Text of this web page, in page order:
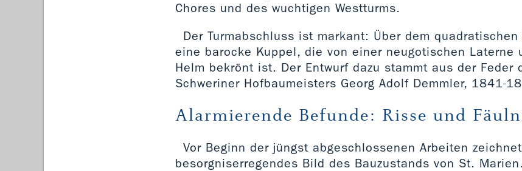
Chores und des wuchtigen Westturms.
Der Turmabschluss ist markant: Über dem
eine barocke Kuppel, die von einer neugotischen Laterne
Helm bekrönt ist. Der Entwurf dazu stammt aus der Feder
Schweriner Hofbaumeisters Georg Adolf Demmler, 1841-
Alarmierende Befunde: Risse und
Vor Beginn der jüngst abgeschlossenen Arbeiten
besorgniserregendes Bild des Bauzustands von St.